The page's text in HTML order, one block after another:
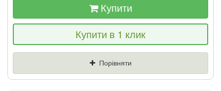
Якщо Ви знайдете товар дешевше - ми
знизимо ціну і подаруємо % від різниці
Купити
Купити в 1 клик
Порівняти